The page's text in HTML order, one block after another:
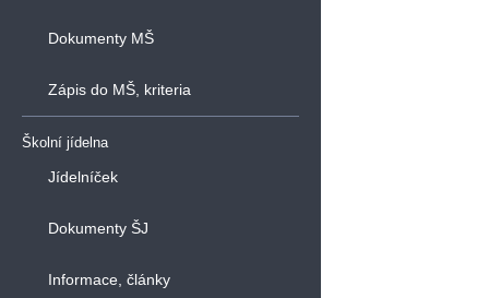
Dokumenty MŠ
Zápis do MŠ, kriteria
Školní jídelna
Jídelníček
Dokumenty ŠJ
Informace, články